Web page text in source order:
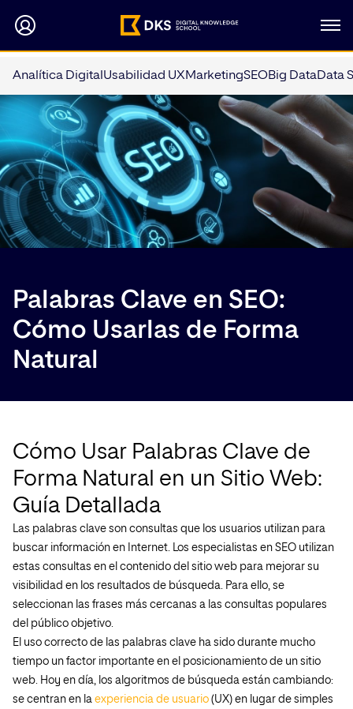
Analítica Digital Usabilidad UXMarketingSEOBig DataData
Palabras Clave en SEO:
Cómo Usarlas de Forma
Natural
Cómo Usar Palabras Clave de
Forma Natural en un Sitio Web:
Guía Detallada
Las palabras clave son consultas que los usuarios utilizan para
buscar información en Internet. Los especialistas en SEO utilizan
estas consultas en el contenido del sitio web para mejorar su
visibilidad en los resultados de búsqueda. Para ello, se
seleccionan las frases más cercanas a las consultas populares
del público objetivo.
El uso correcto de las palabras clave ha sido durante mucho
tiempo un factor importante en el posicionamiento de un sitio
web. Hoy en día, los algoritmos de búsqueda están cambiando:
se centran en la experiencia de usuario (UX) en lugar de simples